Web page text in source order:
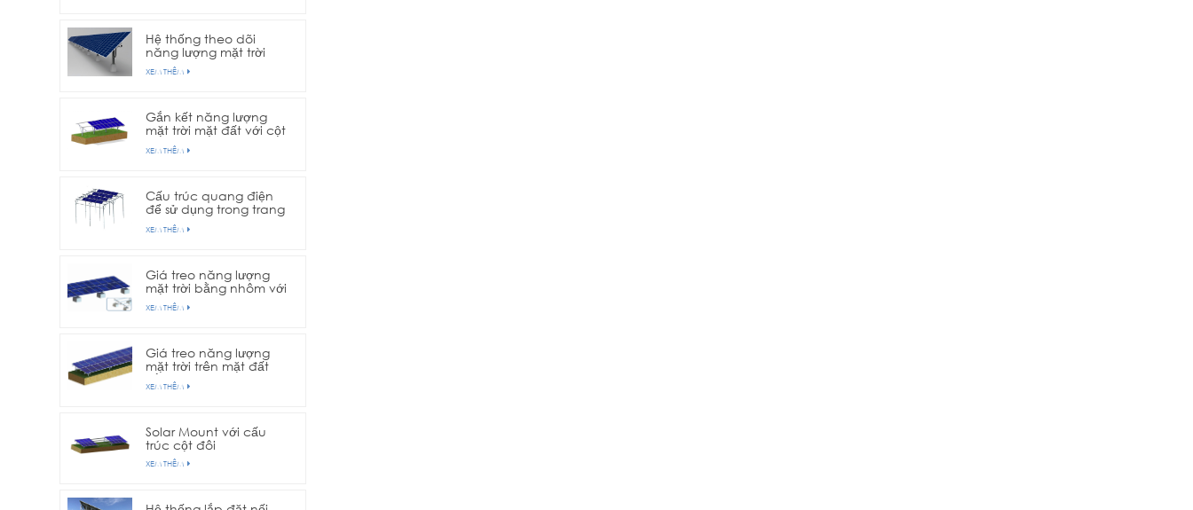
Hệ thống theo dõi
năng lượng mặt trời
trục đơn hàng
XEM THÊM
Gắn kết năng lượng
mặt trời mặt đất với cột
XEM THÊM
Cấu trúc quang điện
để sử dụng trong trang
trại nông nghiệp
XEM THÊM
Giá treo năng lượng
mặt trời bằng nhôm với
nền bê tông
XEM THÊM
Giá treo năng lượng
mặt trời trên mặt đất
bằng nhôm với nền vít
nối đất
XEM THÊM
Solar Mount với cấu
trúc cột đôi
XEM THÊM